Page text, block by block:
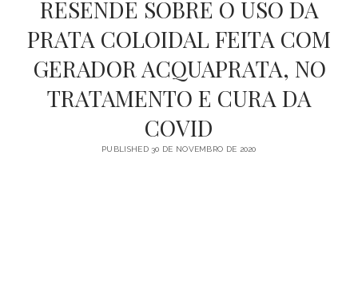
Ouro
Coloidal
RESENDE SOBRE O USO DA
PRATA COLOIDAL FEITA COM
GERADOR ACQUAPRATA, NO
TRATAMENTO E CURA DA
COVID
PUBLISHED 30 DE NOVEMBRO DE 2020